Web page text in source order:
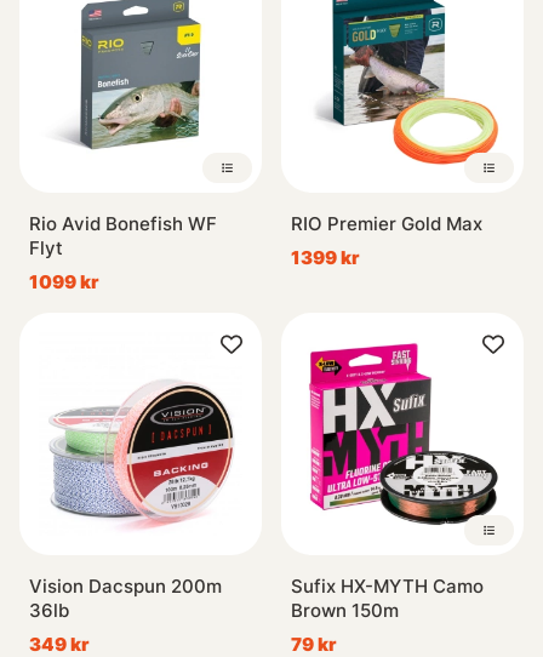
Rio Avid Bonefish WF
Flyt
1099 kr
RIO Premier Gold Max
1399 kr
Vision Dacspun 200m
36lb
349 kr
Sufix HX-MYTH Camo
Brown 150m
79 kr